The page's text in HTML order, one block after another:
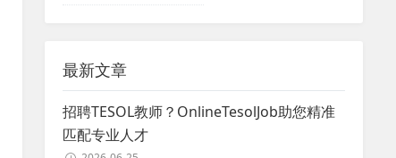
最新文章
招聘TESOL教师？OnlineTesolJob助您精准
匹配专业人才